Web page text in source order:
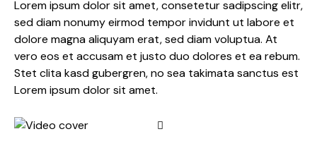
Lorem ipsum dolor sit amet, consetetur sadipscing elitr,
sed diam nonumy eirmod tempor invidunt ut labore et
dolore magna aliquyam erat, sed diam voluptua. At
vero eos et accusam et justo duo dolores et ea rebum.
Stet clita kasd gubergren, no sea takimata sanctus est
Lorem ipsum dolor sit amet.